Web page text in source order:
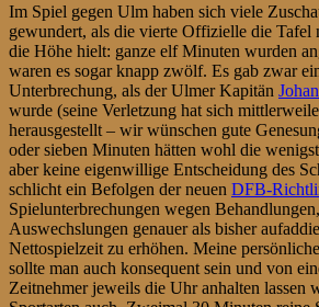
Im Spiel gegen Ulm haben sich viele
gewundert, als die vierte Offizielle die Tafel
die Höhe hielt: ganze elf Minuten wurden
waren es sogar knapp zwölf. Es gab zwar
Unterbrechung, als der Ulmer Kapitän
wurde (seine Verletzung hat sich
herausgestellt – wir wünschen gute
oder sieben Minuten hätten wohl die
aber keine eigenwillige Entscheidung des
schlicht ein Befolgen der neuen DFB-
Spielunterbrechungen wegen
Auswechslungen genauer als bisher
Nettospielzeit zu erhöhen. Meine
sollte man auch konsequent sein und von
Zeitnehmer jeweils die Uhr anhalten lassen